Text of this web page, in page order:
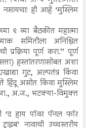
नसायचा! ही आहे ‘मुस्लिम
९ व्या बैठकीत महात्मा
समितीला अनिश्चित
पूर्ण करा.’’ पूर्ण
हस्तांतरणासोबत अशा
गुट, अल्पतंत्र किंवा
हिंदू असोत किंवा मुस्लिम
अ.ज., भटक्या-विमुक्त
‘द हाय पॉवर पॅनल फॉर
नावाची उच्चस्तरीय